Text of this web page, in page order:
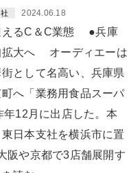
2024.06.18
るC＆C業態 ●兵庫
拡大へ オーディエーは
として名高い、兵庫県
へ「業務用食品スーパ
年12月に出店した。本
日本支社を横浜市に置
阪や京都で3店舗展開す